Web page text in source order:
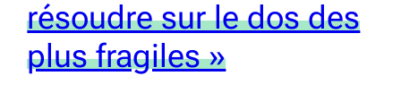
résoudre sur le dos des
plus fragiles »